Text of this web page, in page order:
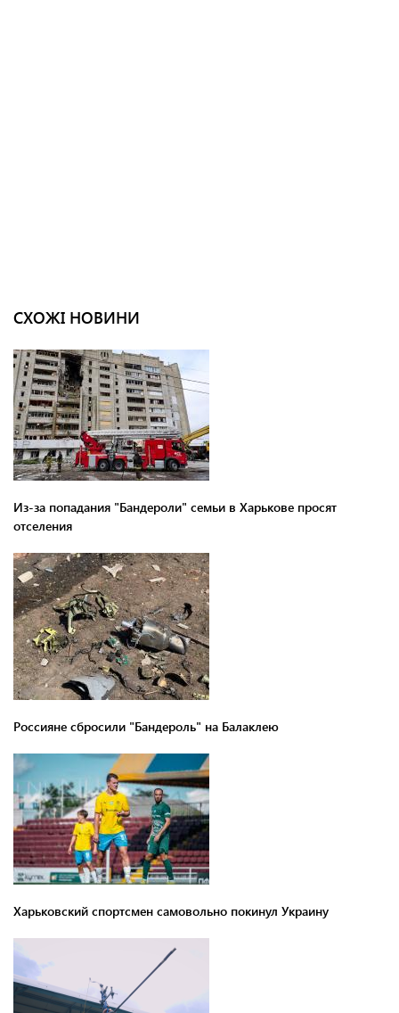
СХОЖІ НОВИНИ
Из-за попадания "Бандероли" семьи в Харькове просят
отселения
Россияне сбросили "Бандероль" на Балаклею
Харьковский спортсмен самовольно покинул Украину